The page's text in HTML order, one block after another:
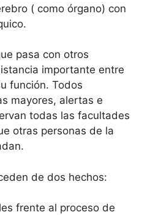
( como órgano) con
pasa con otros
importante entre
función. Todos
mayores, alertas e
todas las facultades
otras personas de la
de dos hechos:
frente al proceso de